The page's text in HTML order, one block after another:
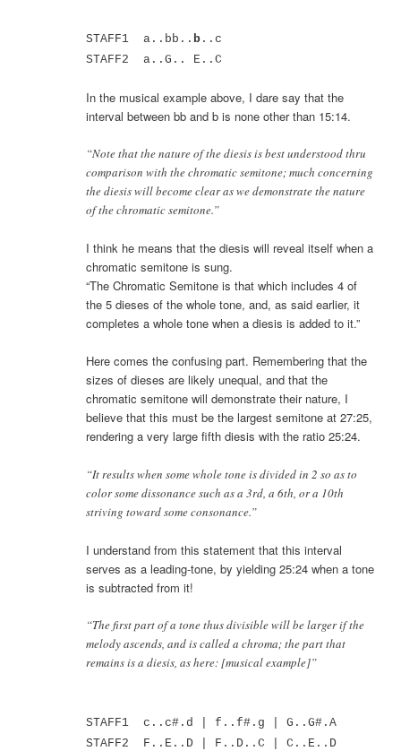
STAFF1 a..bb.. b ..c
STAFF2 a..G.. E..C
In the musical example above, I dare say that the
interval between bb and b is none other than 15:14.
“Note that the nature of the diesis is best understood thru
comparison with the chromatic semitone; much concerning
the diesis will become clear as we demonstrate the nature
of the chromatic semitone.”
I think he means that the diesis will reveal itself when a
chromatic semitone is sung.
“The Chromatic Semitone is that which includes 4 of
the 5 dieses of the whole tone, and, as said earlier, it
completes a whole tone when a diesis is added to it.”
Here comes the confusing part. Remembering that the
sizes of dieses are likely unequal, and that the
chromatic semitone will demonstrate their nature, I
believe that this must be the largest semitone at 27:25,
rendering a very large fifth diesis with the ratio 25:24.
“It results when some whole tone is divided in 2 so as to
color some dissonance such as a 3rd, a 6th, or a 10th
striving toward some consonance.”
I understand from this statement that this interval
serves as a leading-tone, by yielding 25:24 when a tone
is subtracted from it!
“The first part of a tone thus divisible will be larger if the
melody ascends, and is called a chroma; the part that
remains is a diesis, as here: [musical example]”
STAFF1 c..c#.d | f..f#.g | G..G#.A
STAFF2 F..E..D | F..D..C | C..E..D